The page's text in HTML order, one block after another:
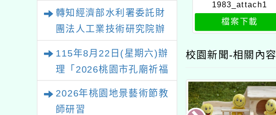
轉知經濟部水利署委託財
團法人工業技術研究院辦
績優單位及節水達人選拔
115年8月22日(星期六)辦
理「2026桃園市孔廟祈福
2026年桃園地景藝術節教
師研習
1983_attach1
檔案下載
校園新聞-相關內容